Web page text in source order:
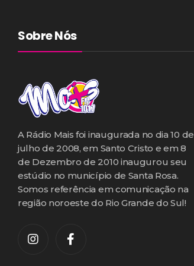
Sobre Nós
A Rádio Mais foi inaugurada no dia 10 de
julho de 2008, em Santo Cristo e em 8
de Dezembro de 2010 inaugurou seu
estúdio no município de Santa Rosa.
Somos referência em comunicação na
região noroeste do Rio Grande do Sul!